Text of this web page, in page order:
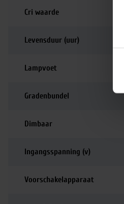
Cri waarde
Levensduur (uur)
Lampvoet
Gradenbundel
Dimbaar
Ingangsspanning (v)
Voorschakelapparaat